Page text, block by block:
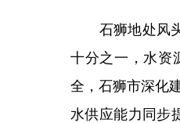
石狮地处风头
十分之一，水资
全，石狮市深化
水供应能力同步